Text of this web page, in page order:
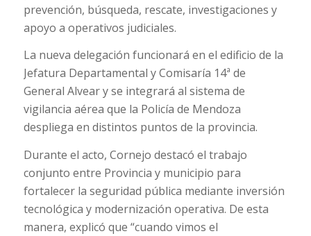
prevención, búsqueda, rescate, investigaciones y
apoyo a operativos judiciales.
La nueva delegación funcionará en el edificio de la
Jefatura Departamental y Comisaría 14ª de
General Alvear y se integrará al sistema de
vigilancia aérea que la Policía de Mendoza
despliega en distintos puntos de la provincia.
Durante el acto, Cornejo destacó el trabajo
conjunto entre Provincia y municipio para
fortalecer la seguridad pública mediante inversión
tecnológica y modernización operativa. De esta
manera, explicó que “cuando vimos el